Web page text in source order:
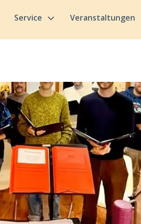
Service Veranstaltungen